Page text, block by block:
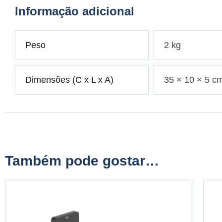
Informação adicional
Peso 2 kg
Dimensões (C x L x A) 35 × 10 × 5
Também pode gostar…